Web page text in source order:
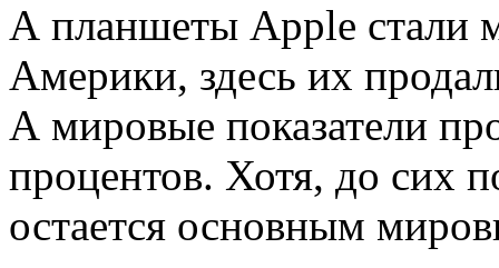
А планшеты Apple стали
Америки, здесь их
А мировые показатели
процентов. Хотя, до сих
остается основным